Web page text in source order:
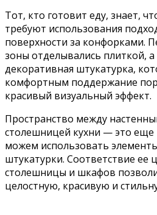
Тот, кто готовит еду, знает,
требуют использования
поверхности за конфорками.
зоны отделывались плиткой, а
декоративная штукатурка,
комфортным поддержание
красивый визуальный эффект.
Пространство между
столешницей кухни — это еще
можем использовать
штукатурки. Соответствие ее
столешницы и шкафов
целостную, красивую и